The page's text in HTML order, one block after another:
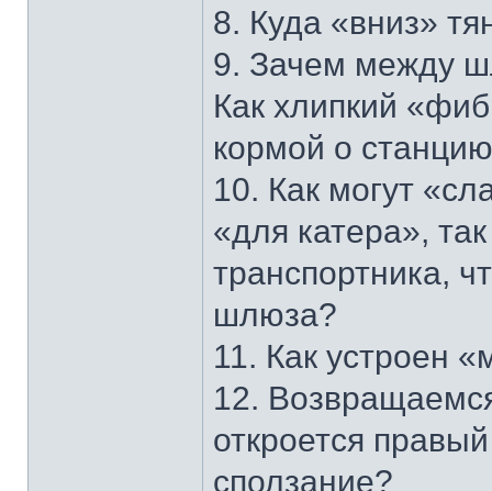
8. Куда «вниз»
9. Зачем между
Как хлипкий
кормой о
10. Как могут
«для катера»,
транспортника,
шлюза?
11. Как устроен
12.
откроется
сползание?